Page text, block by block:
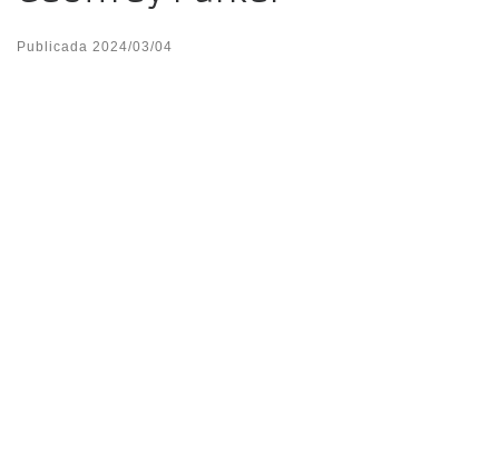
Publicada 2024/03/04